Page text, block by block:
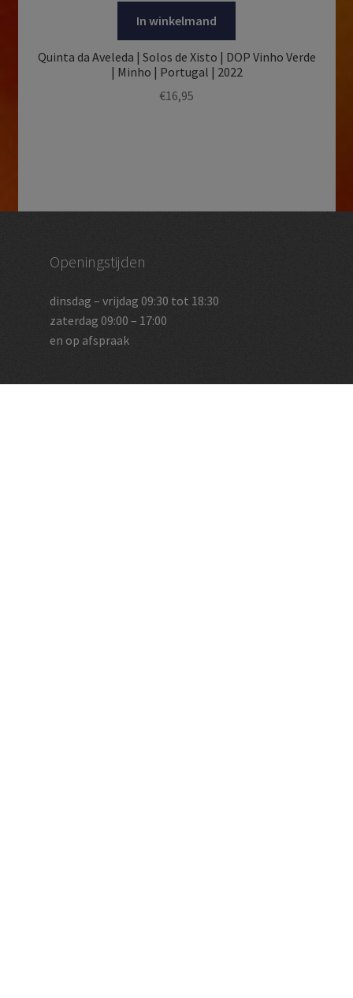
In winkelmand
Quinta da Aveleda | Solos de Xisto | DOP Vinho Verde
| Minho | Portugal | 2022
€16,95
Openingstijden
dinsdag – vrijdag 09:30 tot 18:30
zaterdag 09:00 – 17:00
en op afspraak